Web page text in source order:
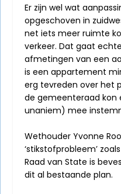
Er zijn wel wat
opgeschoven in
net iets meer ruimte
verkeer. Dat gaat
afmetingen van een
is een appartement
erg tevreden over het
de gemeenteraad kon
unaniem) mee
Wethouder Yvonne
‘stikstofprobleem’
Raad van State is
dit al bestaande plan.